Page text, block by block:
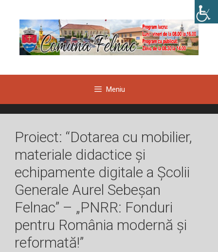
conținut
Meniu
Proiect: “Dotarea cu mobilier,
materiale didactice și
echipamente digitale a Școlii
Generale Aurel Sebeșan
Felnac” – „PNRR: Fonduri
pentru România modernă și
reformată!”